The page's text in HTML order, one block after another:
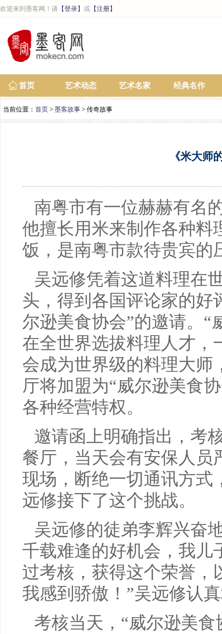
欢迎来到墨客网！请 【登录】 或 【注册】
首页 艺术动态 艺术名家 经典名作
当前位置： 首页 > 墨客故事 > 传奇故事
《米大师
南粤市有一位赫赫有名
他擅长用米来制作各种料
饭，是南粤市款待贵宾的
吴远修凭着这道料理在
头，得到各国评论家的好
尔逊美食协会”的邀请。“
在全世界选拔料理人才，
会成为世界级的料理大师
厅将加盟为“威尔逊美食
各种经营特权。
邀请函上明确指出，考
餐厅，当天会有安保人员
现场，断绝一切通讯方式
远修接下了这个挑战。
吴远修的徒弟李辉兴奋
千载难逢的好机会，我儿
过考核，获得这个荣誉，
我感到骄傲！”吴远修认
考核当天，“威尔逊美